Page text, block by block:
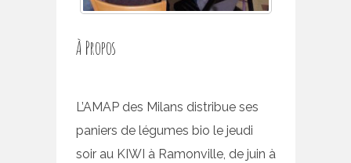
À Propos
L’AMAP des Milans distribue ses
paniers de légumes bio le jeudi
soir au KIWI à Ramonville, de juin à